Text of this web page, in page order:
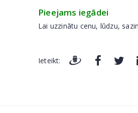
Pieejams iegādei
Lai uzzinātu cenu, lūdzu,
Ieteikt: